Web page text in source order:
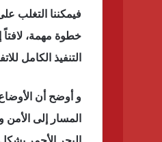
فيمكننا التغلب
خطوة مهمة،
التنفيذ الكامل
و أوضح أن
المسار إلى الأمن